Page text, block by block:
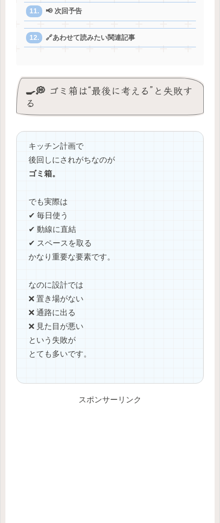
📢 次回予告
🔗あわせて読みたい関連記事
🍳💭 ゴミ箱は“最後に考える”と失敗す
る
キッチン計画で
後回しにされがちなのが
ゴミ箱。
でも実際は
✔ 毎日使う
✔ 動線に直結
✔ スペースを取る
かなり重要な要素です。
なのに設計では
❌ 置き場がない
❌ 通路に出る
❌ 見た目が悪い
という失敗が
とても多いです。
スポンサーリンク